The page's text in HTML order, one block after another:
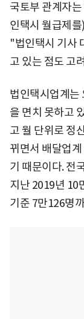
국토부 관계자
인택시 월급제
"법인택시 기사
고 있는 점도 고
법인택시업계는
을 면치 못하고
고 월 단위로 정
뀌면서 배달업
기 때문이다. 전
지난 2019년 10
기준 7만126명